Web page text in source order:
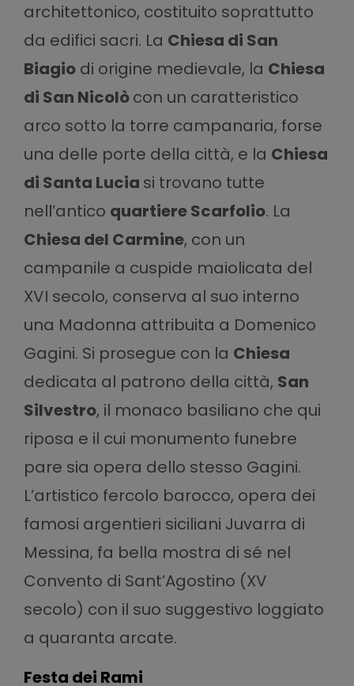
architettonico, costituito soprattutto
da edifici sacri. La Chiesa di San
Biagiodi origine medievale, la Chiesa
di San Nicolòcon un caratteristico
arco sotto la torre campanaria, forse
una delle porte della città, e la Chiesa
di Santa Lucia si trovano tutte
nell’antico quartiere Scarfolio. La
Chiesa del Carmine, con un
campanile a cuspide maiolicata del
XVI secolo, conserva al suo interno
una Madonna attribuita a Domenico
Gagini. Si prosegue con la Chiesa
dedicata al patrono della città, San
Silvestro, il monaco basiliano che qui
riposa e il cui monumento funebre
pare sia opera dello stesso Gagini.
L’artistico fercolo barocco, opera dei
famosi argentieri siciliani Juvarra di
Messina, fa bella mostra di sé nel
Convento di Sant’Agostino (XV
secolo) con il suo suggestivo loggiato
a quaranta arcate.
Festa dei Rami